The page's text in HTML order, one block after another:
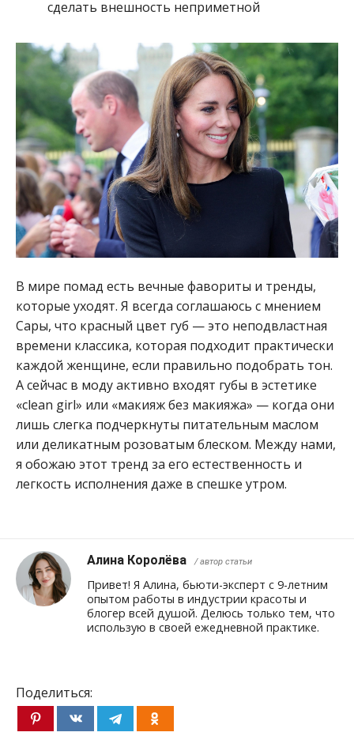
сделать внешность неприметной
В мире помад есть вечные фавориты и тренды,
которые уходят. Я всегда соглашаюсь с мнением
Сары, что красный цвет губ — это неподвластная
времени классика, которая подходит практически
каждой женщине, если правильно подобрать тон.
А сейчас в моду активно входят губы в эстетике
«clean girl» или «макияж без макияжа» — когда они
лишь слегка подчеркнуты питательным маслом
или деликатным розоватым блеском. Между нами,
я обожаю этот тренд за его естественность и
легкость исполнения даже в спешке утром.
Алина Королёва / автор статьи
Привет! Я Алина, бьюти-эксперт с 9-летним
опытом работы в индустрии красоты и
блогер всей душой. Делюсь только тем, что
использую в своей ежедневной практике.
Поделиться: